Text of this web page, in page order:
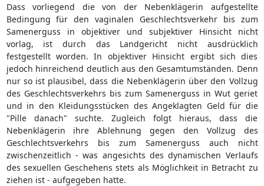
Dass vorliegend die von der Nebenklägerin aufgestellte
Bedingung für den vaginalen Geschlechtsverkehr bis zum
Samenerguss in objektiver und subjektiver Hinsicht nicht
vorlag, ist durch das Landgericht nicht ausdrücklich
festgestellt worden. In objektiver Hinsicht ergibt sich dies
jedoch hinreichend deutlich aus den Gesamtumständen. Denn
nur so ist plausibel, dass die Nebenklägerin über den Vollzug
des Geschlechtsverkehrs bis zum Samenerguss in Wut geriet
und in den Kleidungsstücken des Angeklagten Geld für die
"Pille danach" suchte. Zugleich folgt hieraus, dass die
Nebenklägerin ihre Ablehnung gegen den Vollzug des
Geschlechtsverkehrs bis zum Samenerguss auch nicht
zwischenzeitlich - was angesichts des dynamischen Verlaufs
des sexuellen Geschehens stets als Möglichkeit in Betracht zu
ziehen ist - aufgegeben hatte.